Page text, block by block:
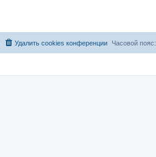
Часовой пояс:
Удалить cookies конференции